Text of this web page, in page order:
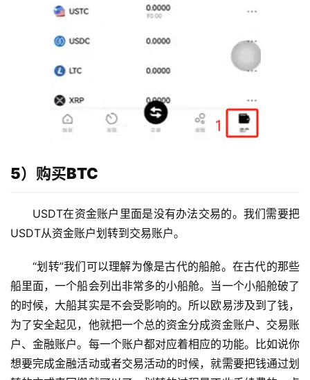
5）购买BTC
USDT在资金账户里面是没有办法交易的。我们需要把
USDT从资金账户划转到交易账户。
“划转”我们可以理解为像是古代的船舱。在古代的那些
船里面，一个船会列出非常多的小船舱。当一个小船舱破了
的时候，大船其实是不会受影响的。所以欧易涉及到了钱，
为了安全起见，他就把一个总的资金分成资金账户、交易账
户、金融账户。每一个账户都对应着相应的功能。比如说你
想要完成金融活动或者交易活动的时候，就需要把钱通过划